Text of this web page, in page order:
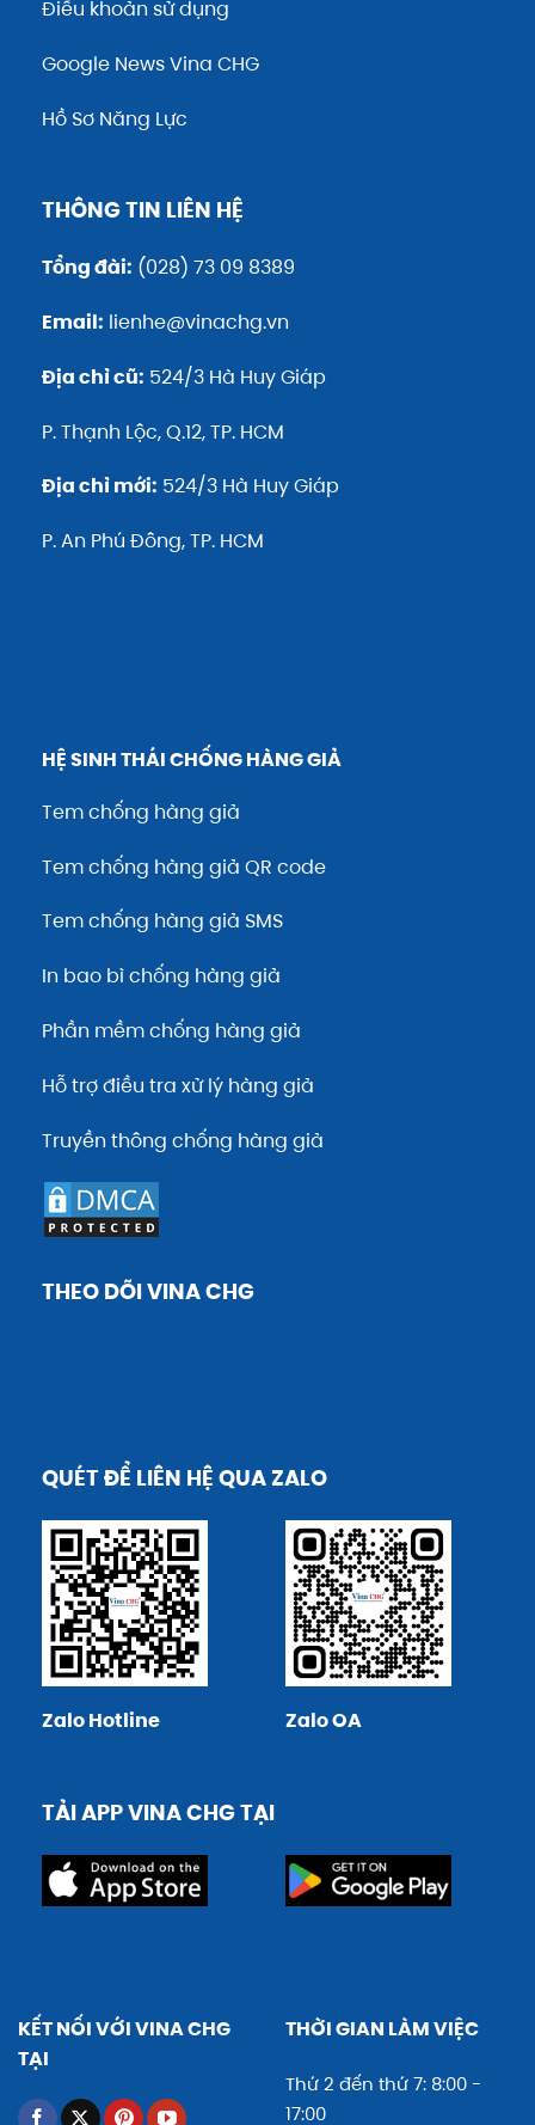
Điều khoản sử dụng
Google News Vina CHG
Hồ Sơ Năng Lực
THÔNG TIN LIÊN HỆ
Tổng đài: (028) 73 09 8389
Email: lienhe@vinachg.vn
Địa chỉ cũ: 524/3 Hà Huy Giáp
P. Thạnh Lộc, Q.12, TP. HCM
Địa chỉ mới: 524/3 Hà Huy Giáp
P. An Phú Đông, TP. HCM
HỆ SINH THÁI CHỐNG HÀNG GIẢ
Tem chống hàng giả
Tem chống hàng giả QR code
Tem chống hàng giả SMS
In bao bì chống hàng giả
Phần mềm chống hàng giả
Hỗ trợ điều tra xử lý hàng giả
Truyền thông chống hàng giả
THEO DÕI VINA CHG
QUÉT ĐỂ LIÊN HỆ QUA ZALO
Zalo Hotline Zalo OA
TẢI APP VINA CHG TẠI
KẾT NỐI VỚI VINA CHG
TẠI
THỜI GIAN LÀM VIỆC
Thứ 2 đến thứ 7: 8:00 -
17:00